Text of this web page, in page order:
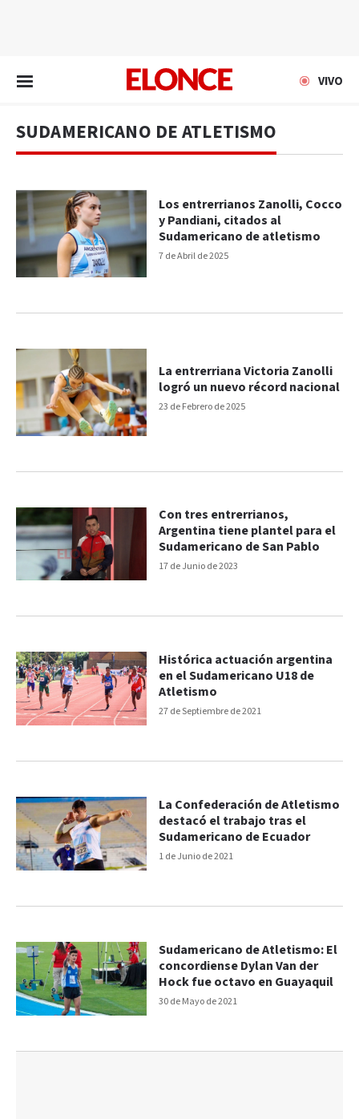
VIVO
SUDAMERICANO DE ATLETISMO
7 de Abril de 2025
Los entrerrianos Zanolli, Cocco
y Pandiani, citados al
Sudamericano de atletismo
23 de Febrero de 2025
La entrerriana Victoria Zanolli
logró un nuevo récord nacional
17 de Junio de 2023
Con tres entrerrianos,
Argentina tiene plantel para el
Sudamericano de San Pablo
27 de Septiembre de 2021
Histórica actuación argentina
en el Sudamericano U18 de
Atletismo
1 de Junio de 2021
La Confederación de Atletismo
destacó el trabajo tras el
Sudamericano de Ecuador
30 de Mayo de 2021
Sudamericano de Atletismo: El
concordiense Dylan Van der
Hock fue octavo en Guayaquil